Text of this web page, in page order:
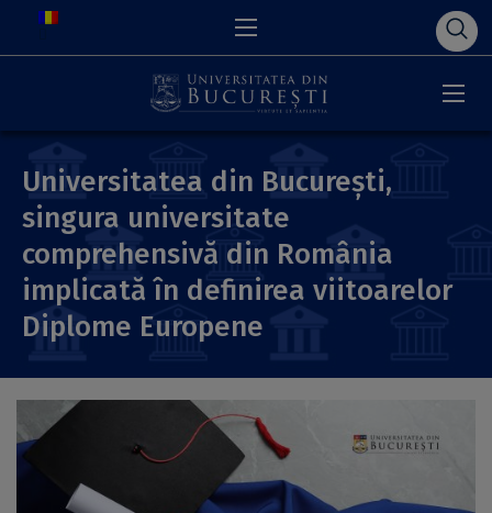
Universitatea din București,
singura universitate
comprehensivă din România
implicată în definirea viitoarelor
Diplome Europene